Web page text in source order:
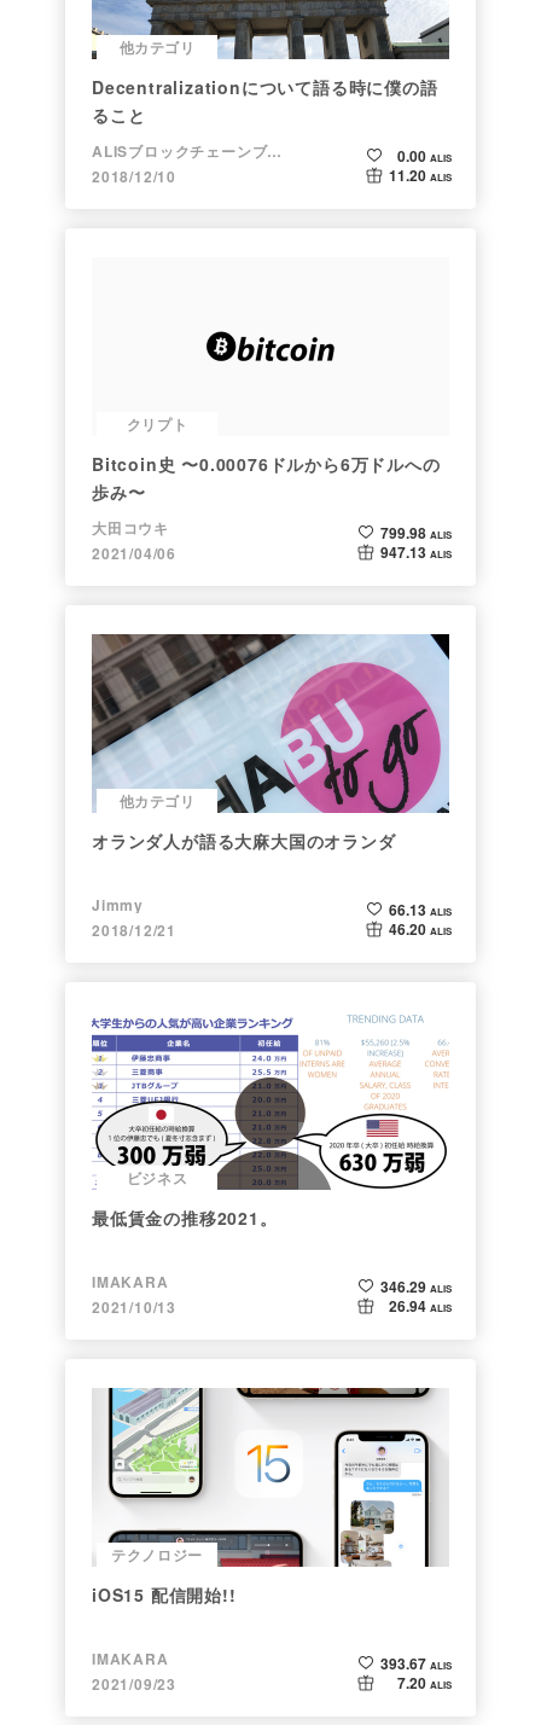
他カテゴリ
Decentralizationについて語る時に僕の語
ること
ALISブロックチェーンブログ
2018/12/10
0.00 ALIS
11.20 ALIS
クリプト
Bitcoin史 〜0.00076ドルから6万ドルへの
歩み〜
大田コウキ
2021/04/06
799.98 ALIS
947.13 ALIS
他カテゴリ
オランダ人が語る大麻大国のオランダ
Jimmy
2018/12/21
66.13 ALIS
46.20 ALIS
ビジネス
最低賃金の推移2021。
IMAKARA
2021/10/13
346.29 ALIS
26.94 ALIS
テクノロジー
iOS15 配信開始!!
IMAKARA
2021/09/23
393.67 ALIS
7.20 ALIS